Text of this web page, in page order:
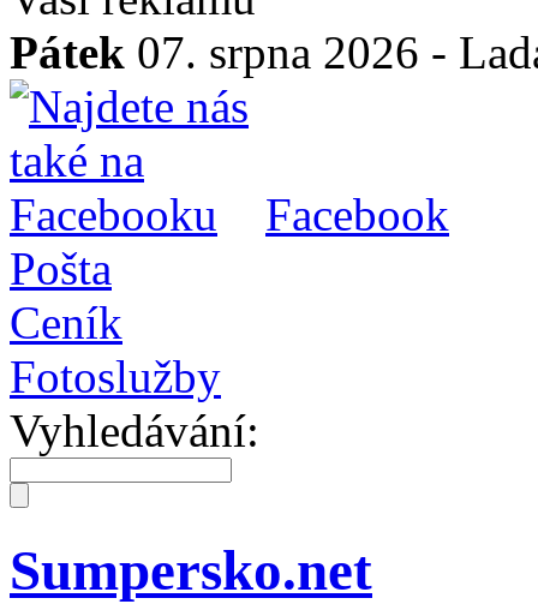
Pátek 07. srpna 2026 -
Facebook
Pošta
Ceník
Fotoslužby
Vyhledávání:
Sumpersko.net